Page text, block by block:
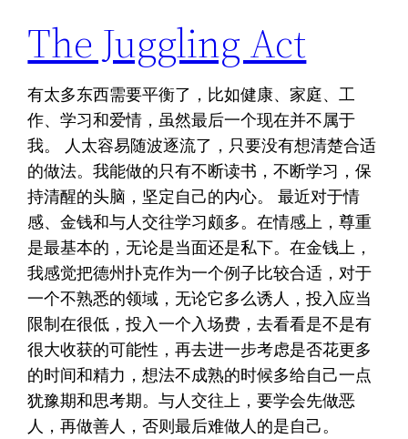
The Juggling Act
有太多东西需要平衡了，比如健康、家庭、工
作、学习和爱情，虽然最后一个现在并不属于
我。 人太容易随波逐流了，只要没有想清楚合适
的做法。我能做的只有不断读书，不断学习，保
持清醒的头脑，坚定自己的内心。 最近对于情
感、金钱和与人交往学习颇多。在情感上，尊重
是最基本的，无论是当面还是私下。在金钱上，
我感觉把德州扑克作为一个例子比较合适，对于
一个不熟悉的领域，无论它多么诱人，投入应当
限制在很低，投入一个入场费，去看看是不是有
很大收获的可能性，再去进一步考虑是否花更多
的时间和精力，想法不成熟的时候多给自己一点
犹豫期和思考期。与人交往上，要学会先做恶
人，再做善人，否则最后难做人的是自己。